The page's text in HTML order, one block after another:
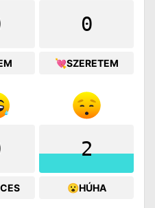
0
💘SZERETEM
2
😮HÚHA